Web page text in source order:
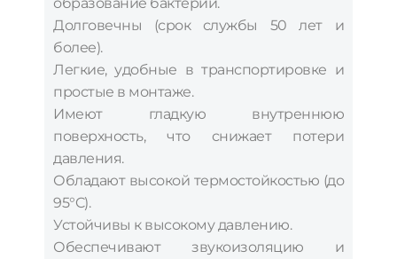
Долговечны (срок службы 50 лет и
более).
Легкие, удобные в транспортировке и
простые в монтаже.
Имеют гладкую внутреннюю
поверхность, что снижает потери
давления.
Обладают высокой термостойкостью (до
95°C).
Устойчивы к высокому давлению.
Обеспечивают звукоизоляцию и